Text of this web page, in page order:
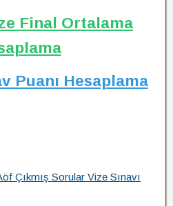
Final Ortalama
Puanı Hesaplama
Çıkmış Sorular Vize Sınavı